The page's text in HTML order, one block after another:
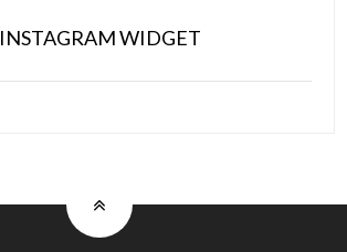
INSTAGRAM WIDGET